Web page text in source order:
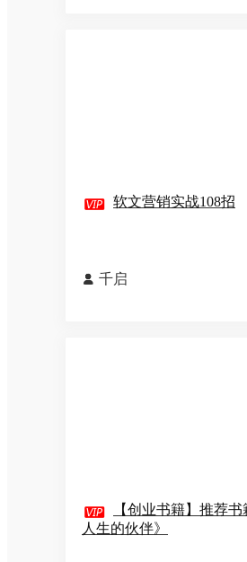
 软文营销实战108招
 千启

【创业书籍】推荐
人生的伙伴》